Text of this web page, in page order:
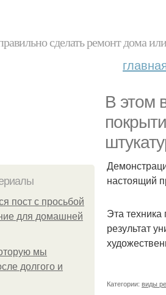
сделать ремонт дома
В этом
пост с просьбой
для домашней
мы
долгого и
настоящий
Эта
результат
Категории: виды